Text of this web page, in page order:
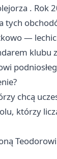
. Rok
tych
—
klubu
chcą
którzy